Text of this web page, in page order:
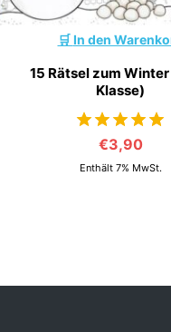
In den
15 Rätsel zum Winter
Klasse)
von 5
€3,90
Enthält 7% MwSt.